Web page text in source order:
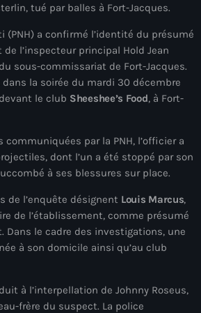
tué par balles à Fort-Jacques.
(PNH) a confirmé l’identité du présumé
de l’inspecteur principal Hold Jean
sous-commissariat de Fort-Jacques.
dans la soirée du mardi 30 décembre
le club Sheeshee’s Food, à Fort-
par la PNH, l’officier a
dont l’un a été stoppé par son
à ses blessures sur place.
de l’enquête désignent Louis Marcus,
de l’établissement, comme présumé
Dans le cadre des investigations, une
à son domicile ainsi qu’au club
à l’interpellation de Johnny Roseus,
frère du suspect. La police